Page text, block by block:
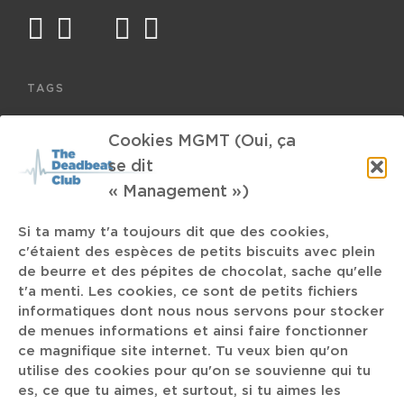
Cookies MGMT (Oui, ça
se dit
« Management »)
Si ta mamy t'a toujours dit que des cookies,
c'étaient des espèces de petits biscuits avec plein
de beurre et des pépites de chocolat, sache qu'elle
t'a menti. Les cookies, ce sont de petits fichiers
informatiques dont nous nous servons pour stocker
de menues informations et ainsi faire fonctionner
ce magnifique site internet. Tu veux bien qu'on
utilise des cookies pour qu'on se souvienne qui tu
es, ce que tu aimes, et surtout, si tu aimes les
facebook
twitter
mail instagram
TAGS
Condor Gruppe MTV
Juliette Armanet
Chef Jack Lang Leuven Arlon
Emma Ruth Rundle
Bo Burnam Amlou Cinematic Orchestra
Sexy Sushi Political Hip Hop The Melvins Disney